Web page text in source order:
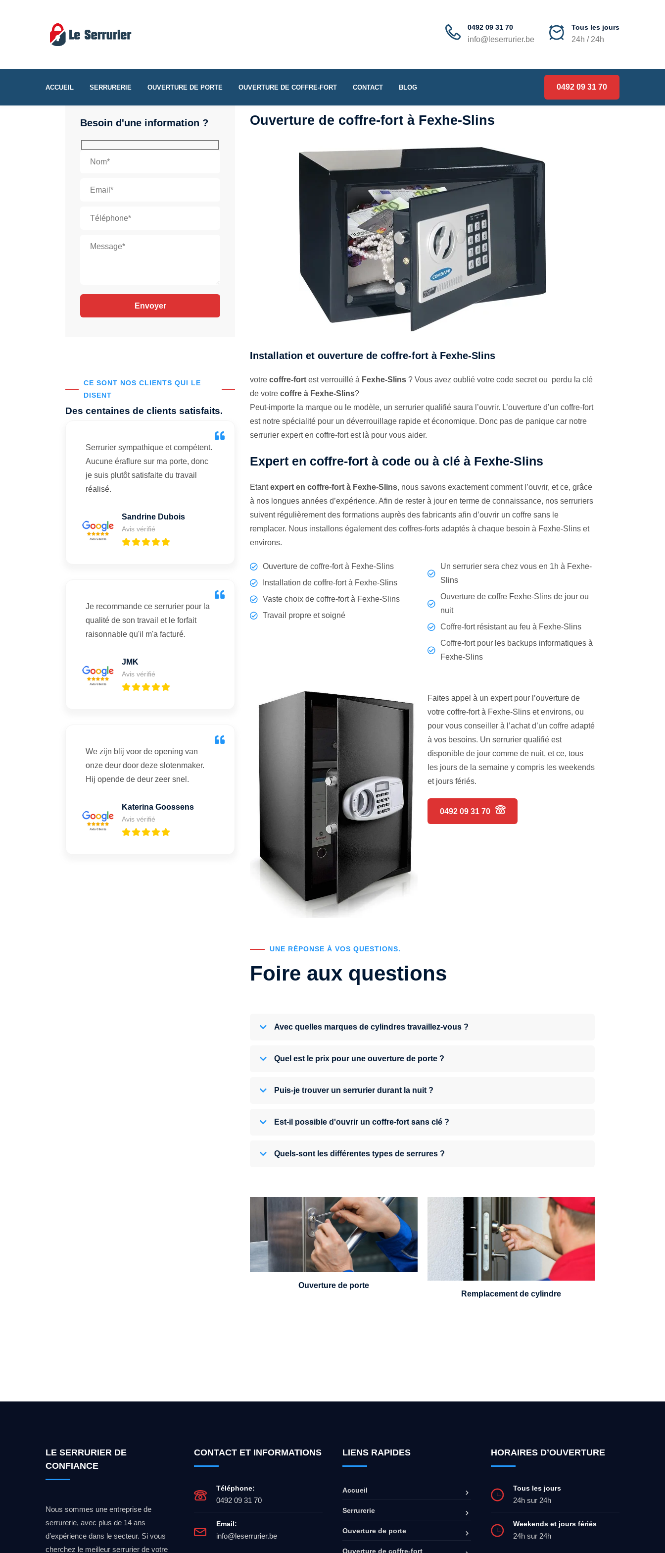
0492 09 31 70
info@leserrurier.be
Tous les jours
24h / 24h
ACCUEIL SERRURERIE OUVERTURE DE PORTE OUVERTURE DE COFFRE-FORT CONTACT BLOG 0492 09 31 70
Besoin d'une information ?
CE SONT NOS CLIENTS QUI LE
DISENT
Des centaines de clients satisfaits.
Serrurier sympathique et compétent.
Aucune éraflure sur ma porte, donc
je suis plutôt satisfaite du travail
réalisé.
Sandrine Dubois
Avis vérifié
Je recommande ce serrurier pour la
qualité de son travail et le forfait
raisonnable qu'il m'a facturé.
JMK
Avis vérifié
We zijn blij voor de opening van
onze deur door deze slotenmaker.
Hij opende de deur zeer snel.
Katerina Goossens
Avis vérifié
Ouverture de coffre-fort à Fexhe-Slins
Installation et ouverture de coffre-fort à Fexhe-Slins
votrecoffre-fort est verrouillé à Fexhe-Slins ? Vous avez oublié votre code secret ou perdu la clé
de votrecoffre à Fexhe-Slins?
Peut-importe la marque ou le modèle, un serrurier qualifié saura l’ouvrir. L’ouverture d’un coffre-fort
est notre spécialité pour un déverrouillage rapide et économique. Donc pas de panique car notre
serrurier expert en coffre-fort est là pour vous aider.
Expert en coffre-fort à code ou à clé à Fexhe-Slins
Etantexpert en coffre-fort à Fexhe-Slins, nous savons exactement comment l’ouvrir, et ce, grâce
à nos longues années d’expérience. Afin de rester à jour en terme de connaissance, nos serruriers
suivent régulièrement des formations auprès des fabricants afin d’ouvrir un coffre sans le
remplacer. Nous installons également des coffres-forts adaptés à chaque besoin à Fexhe-Slins et
environs.
Ouverture de coffre-fort à Fexhe-Slins
Installation de coffre-fort à Fexhe-Slins
Vaste choix de coffre-fort à Fexhe-Slins
Travail propre et soigné
Un serrurier sera chez vous en 1h à Fexhe-
Slins
Ouverture de coffre Fexhe-Slins de jour ou
nuit
Coffre-fort résistant au feu à Fexhe-Slins
Coffre-fort pour les backups informatiques à
Fexhe-Slins
Faites appel à un expert pour l’ouverture de
votre coffre-fort à Fexhe-Slins et environs, ou
pour vous conseiller à l’achat d’un coffre adapté
à vos besoins. Un serrurier qualifié est
disponible de jour comme de nuit, et ce, tous
les jours de la semaine y compris les weekends
et jours fériés.
0492 09 31 70
UNE RÉPONSE À VOS QUESTIONS.
Foire aux questions
Avec quelles marques de cylindres travaillez-vous ?
Quel est le prix pour une ouverture de porte ?
Puis-je trouver un serrurier durant la nuit ?
Est-il possible d'ouvrir un coffre-fort sans clé ?
Quels-sont les différentes types de serrures ?
Vous avez perdu vos clés ou la porte s'est
refermée derrière vous ? Un serrurier est
disponible 24h/7.
Ouverture de porte
Un serrurier sera en mesure de choisir et
remplacer un cylindre standard, à 5
leviers ou à 3 leviers, Mul-T-Lock ou
encore multipoints.
Remplacement de cylindre
LE SERRURIER DE
CONFIANCE
Nous sommes une entreprise de
serrurerie, avec plus de 14 ans
d’expérience dans le secteur. Si vous
cherchez le meilleur serrurier de votre
CONTACT ET INFORMATIONS
Téléphone:
0492 09 31 70
Email:
info@leserrurier.be
LIENS RAPIDES
Accueil
Serrurerie
Ouverture de porte
Ouverture de coffre-fort
HORAIRES D’OUVERTURE
Tous les jours
24h sur 24h
Weekends et jours fériés
24h sur 24h